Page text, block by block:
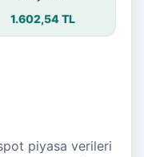
1.602,54 TL
piyasa verileri